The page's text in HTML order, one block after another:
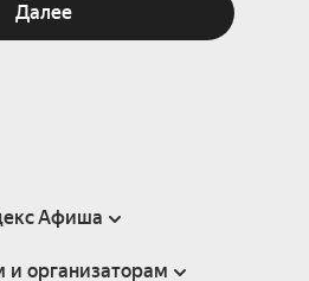
Далее
Афиша
Справка
и организаторам